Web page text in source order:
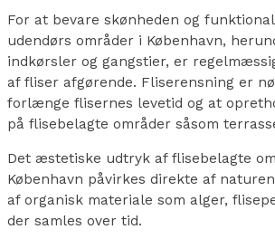
For at bevare skønheden og
udendørs områder i København,
indkørsler og gangstier, er
af fliser afgørende. Fliserensning er
forlænge flisernes levetid og at
på flisebelagte områder såsom
Det æstetiske udtryk af flisebelagte
København påvirkes direkte af
af organisk materiale som alger,
der samles over tid.